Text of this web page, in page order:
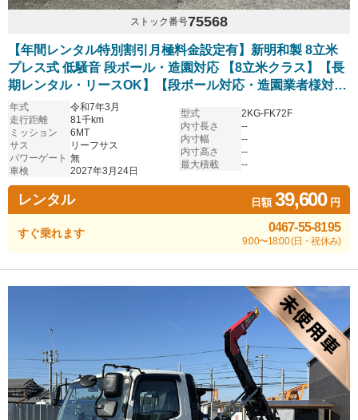
ストック番号75568
【年間レンタル特別割引月極料金設定有】新明和製 8立米
プレス式 低騒音 段ボール・造園対応 【8立米クラス】【長
期レンタル・リースOK】【段ボール対応・造園業者様対
応】
年式
令和7年3月
走行距離
81千km
ミッション
6MT
サス
リーフサス
パワーゲート 無
車検
2027年3月24日
型式
2KG-FK72F
内寸長さ
--
内寸幅
--
内寸高さ
--
最大積載
--
レンタル 日額39,600円
すぐ乗れます 0467-55-8195
9:00〜18:00 (日・祝休み)